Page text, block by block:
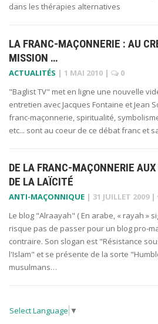
dans les thérapies alternatives
LA FRANC-MAÇONNERIE : AU
MISSION …
ACTUALITÉS | 1 MAI 2010 |
0
"Baglist TV" met en ligne une nouvelle
entretien avec Jacques Fontaine et Jean
franc-maçonnerie, spiritualité,
etc... sont au coeur de ce débat franc et
DE LA FRANC-MAÇONNERIE
DE LA LAÏCITÉ
ANTI-MAÇONNIQUE | 31 JUILLET 2009 |
Le blog "Alraayah" ( En arabe, « rayah »
risque pas de passer pour un blog pro-
contraire. Son slogan est "Résistance
l'Islam" et se présente de la sorte
musulmans…
Select Language ▼